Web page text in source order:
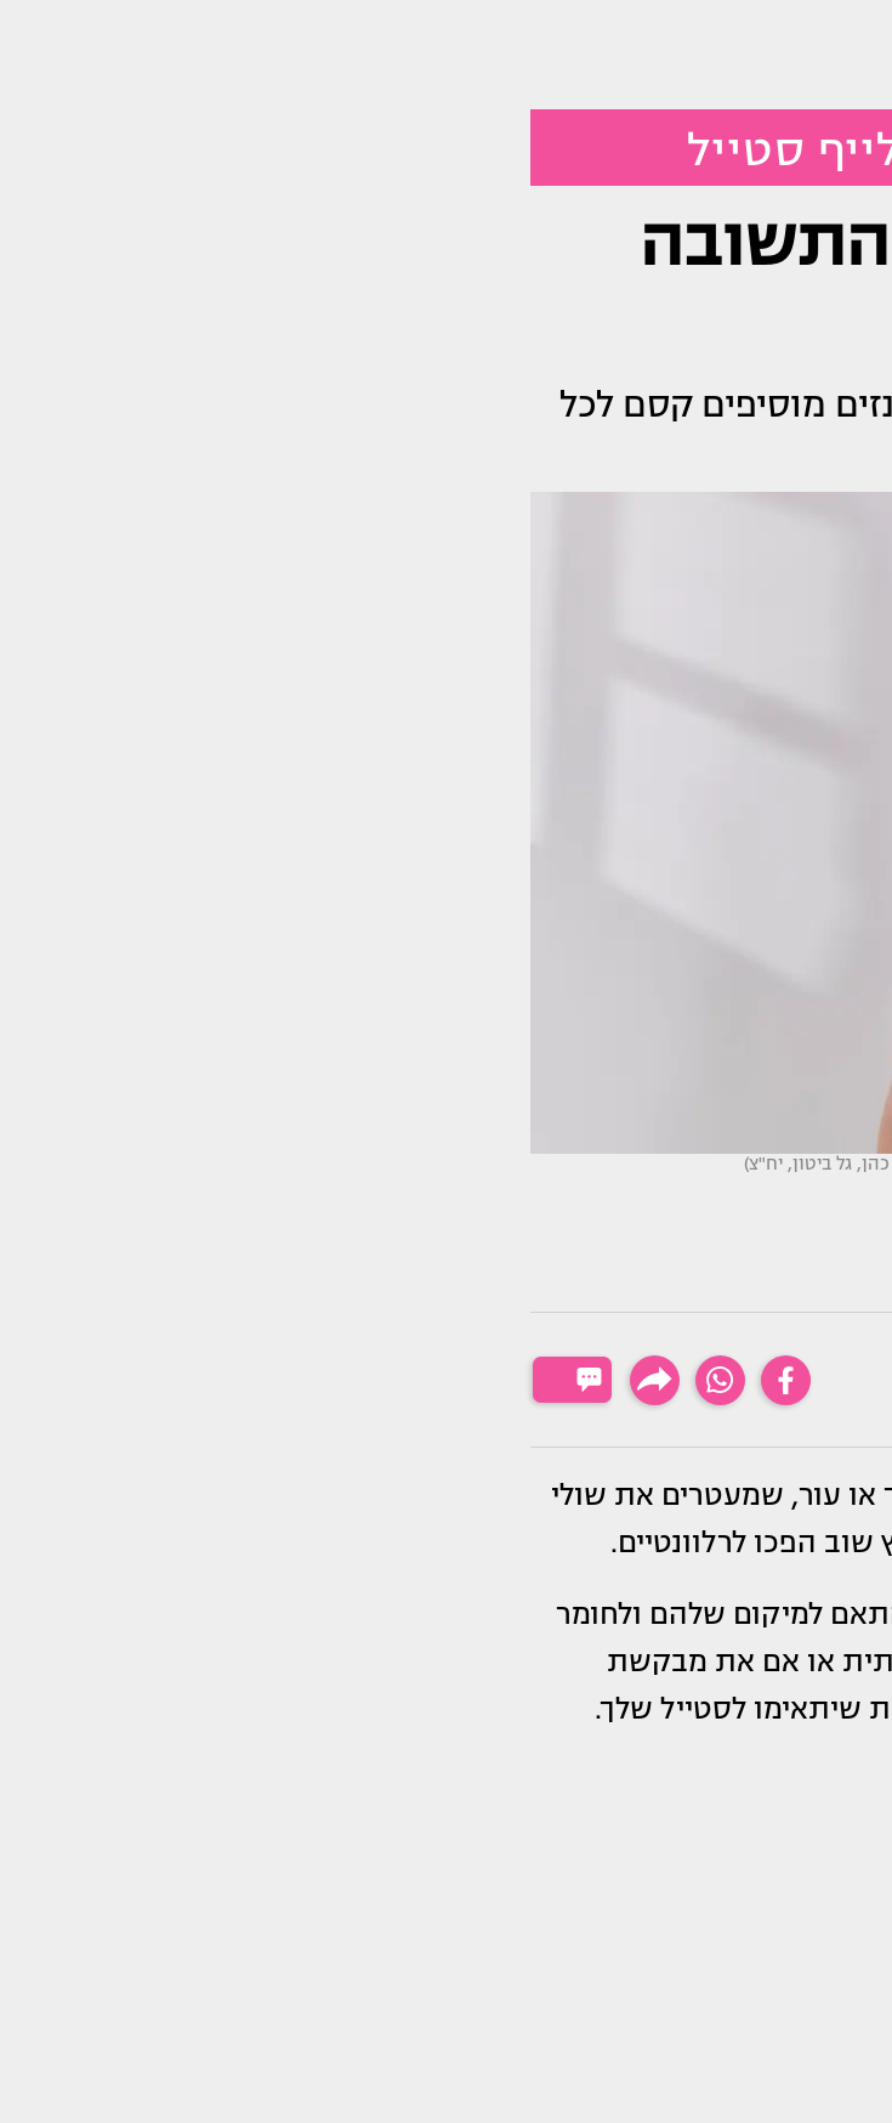
סטייל
התשובה
מוסיפים קסם לכל
או עור, שמעטרים את שולי
הפכו לרלוונטיים.
למיקום שלהם ולחומר
או אם את מבקשת
שיתאימו לסטייל שלך.